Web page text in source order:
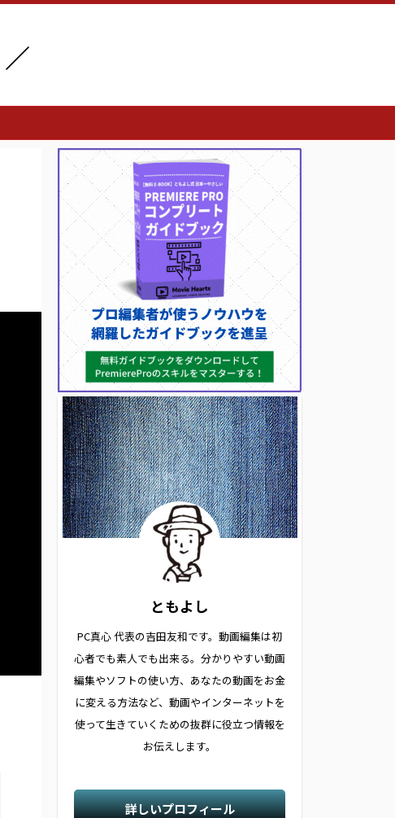
ともよし
PC真心 代表の吉田友和です。動画編集は初
心者でも素人でも出来る。分かりやすい動画
編集やソフトの使い方、あなたの動画をお金
に変える方法など、動画やインターネットを
使って生きていくための抜群に役立つ情報を
お伝えします。
詳しいプロフィール